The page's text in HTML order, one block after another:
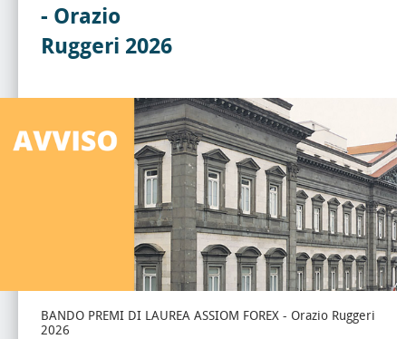
- Orazio
Ruggeri 2026
BANDO PREMI DI LAUREA ASSIOM FOREX - Orazio Ruggeri
2026